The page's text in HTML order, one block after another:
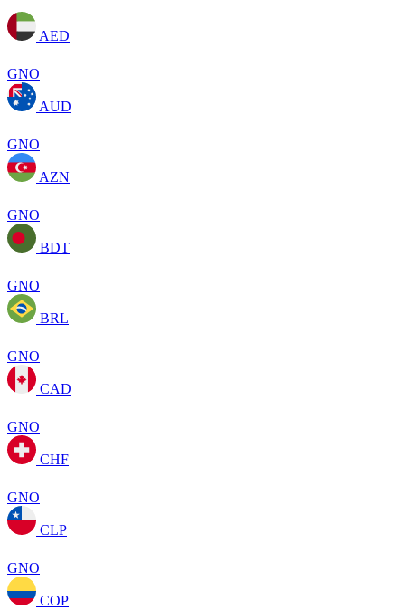
AED
GNO
AUD
GNO
AZN
GNO
BDT
GNO
BRL
GNO
CAD
GNO
CHF
GNO
CLP
GNO
COP